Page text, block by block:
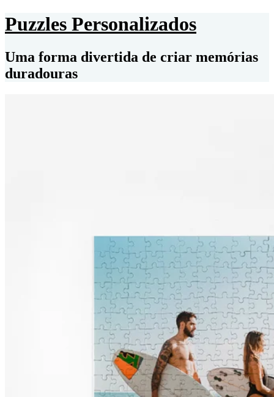
Puzzles Personalizados
Uma forma divertida de criar memórias
duradouras